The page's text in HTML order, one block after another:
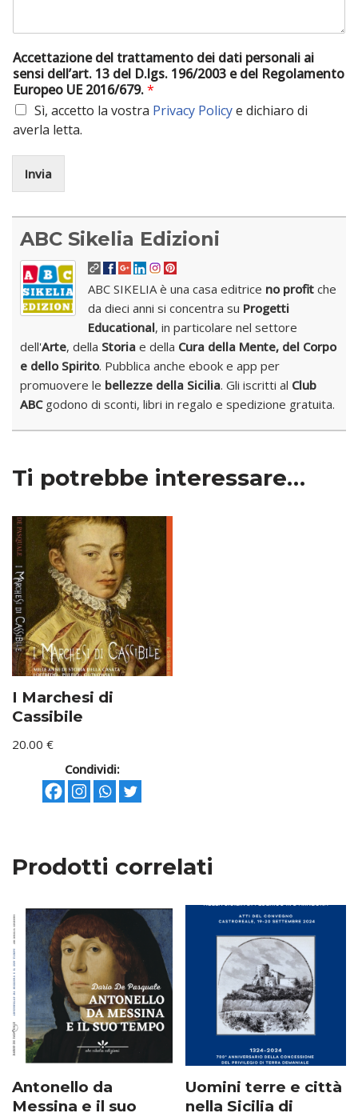
Accettazione del trattamento dei dati personali ai
sensi dell’art. 13 del D.lgs. 196/2003 e del Regolamento
Europeo UE 2016/679.*
Sì, accetto la vostra Privacy Policye dichiaro di
averla letta.
Invia
ABC Sikelia Edizioni
ABC SIKELIA è una casa editrice no profit che
da dieci anni si concentra su Progetti
Educational, in particolare nel settore
dell'Arte, della Storia e della Cura della Mente, del Corpo
e dello Spirito. Pubblica anche ebook e app per
promuovere le bellezze della Sicilia. Gli iscritti al Club
ABCgodono di sconti, libri in regalo e spedizione gratuita.
Ti potrebbe interessare…
I Marchesi di
Cassibile
20.00 €
Condividi:
Prodotti correlati
Antonello da
Messina e il suo
Uomini terre e città
nella Sicilia di